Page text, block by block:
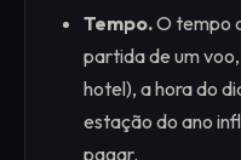
Tempo.O tempo
partida de um
hotel), a hora do
estação do ano
pagar.